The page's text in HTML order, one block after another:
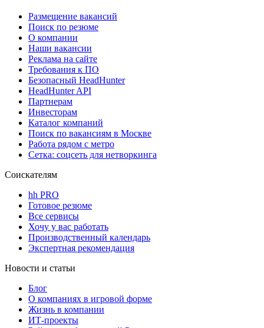
Размещение вакансий
Поиск по резюме
О компании
Наши вакансии
Реклама на сайте
Требования к ПО
Безопасный HeadHunter
HeadHunter API
Партнерам
Инвесторам
Каталог компаний
Поиск по вакансиям в Москве
Работа рядом с метро
Сетка: соцсеть для нетворкинга
Соискателям
hh PRO
Готовое резюме
Все сервисы
Хочу у вас работать
Производственный календарь
Экспертная рекомендация
Новости и статьи
Блог
О компаниях в игровой форме
Жизнь в компании
ИТ-проекты